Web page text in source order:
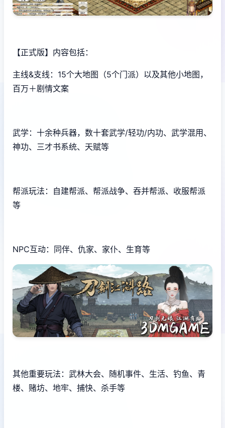
【正式版】内容包括：
主线&支线：15个大地图（5个门派）以及其他小地图，
百万＋剧情文案
武学：十余种兵器，数十套武学/轻功/内功、武学混用、
神功、三才书系统、天赋等
帮派玩法：自建帮派、帮派战争、吞并帮派、收服帮派
等
NPC互动：同伴、仇家、家仆、生育等
其他重要玩法：武林大会、随机事件、生活、钓鱼、青
楼、赌坊、地牢、捕快、杀手等